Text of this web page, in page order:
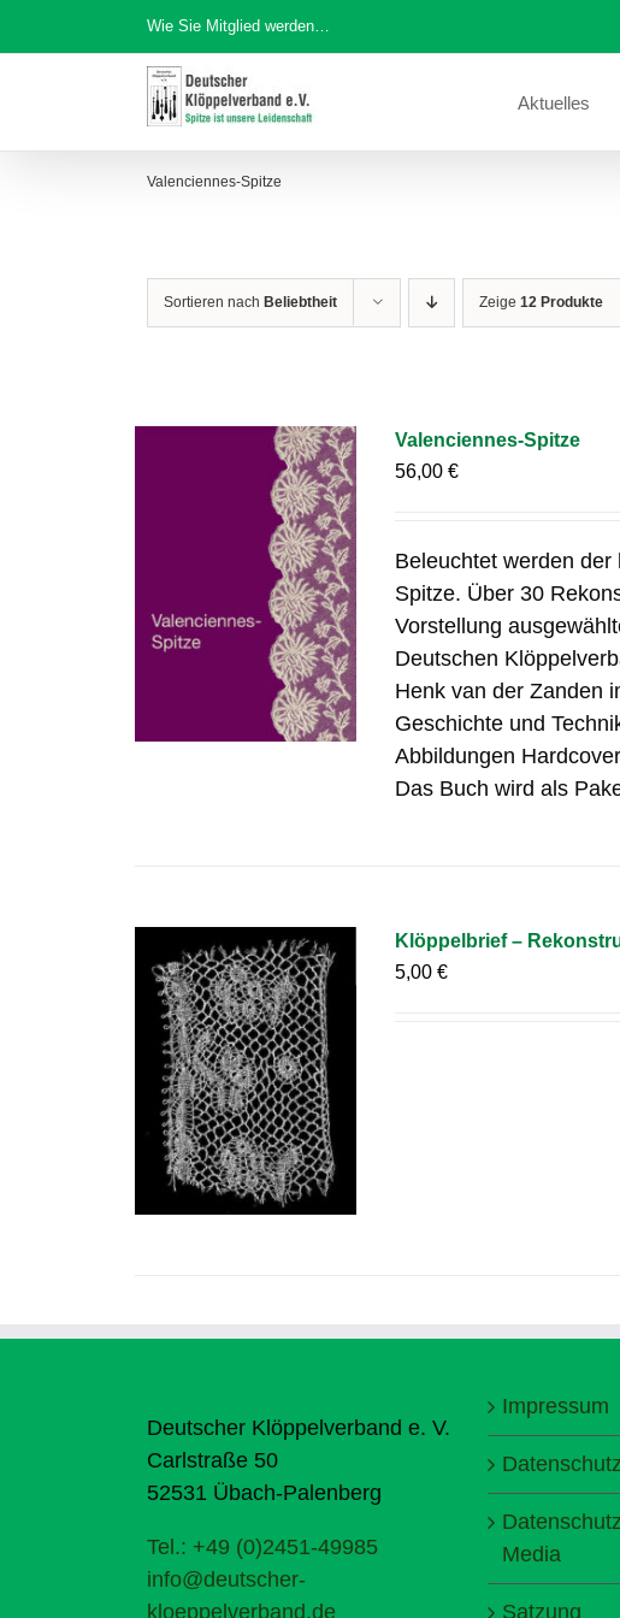
Inhalt
Wie Sie Mitglied werden…
Aktuelles
Valenciennes-Spitze
Sortieren nach Beliebtheit Zeige 12 Produkte
Valenciennes-Spitze
56,00€
Beleuchtet werden
Spitze. Über 30
Vorstellung
Deutschen
Henk van der Zanden
Geschichte und
Abbildungen
Das Buch wird als
Klöppelbrief –
5,00€
Deutscher Klöppelverband e. V.
Carlstraße 50
52531 Übach-Palenberg
Tel.: +49 (0)2451-49985
info@deutscher-
kloeppelverband.de
Impressum
Media
Satzung